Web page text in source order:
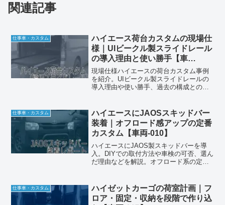
関連記事
仕事車・カスタム
ハイエース荷台カスタムの現場仕
様｜UIビークル製スライドレール
の導入理由と使い勝手【車
両-004】
現場仕様ハイエースの荷台カスタム事例
を紹介。UIビークル製スライドレールの
導入理由や使い勝手、過去の構成との比
仕事車・カスタム
ハイエースにJAOSスキッドバー
装着｜オフロード感アップの定番
カスタム【車両-010】
ハイエースにJAOS製スキッドバーを導
入。DIYでの取付方法や車検の可否、選ん
だ理由などを解説。オフロード系の定番
仕事車・カスタム
ハイゼットカーゴの荷室計画｜フ
ロア・固定・収納を段階で作り込